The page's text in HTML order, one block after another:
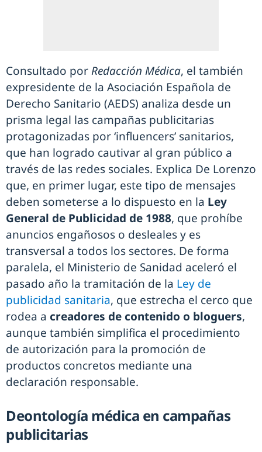
Consultado porRedacción Médica, el también
expresidente de la Asociación Española de
Derecho Sanitario (AEDS) analiza desde un
prisma legal las campañas publicitarias
protagonizadas por ‘influencers’ sanitarios,
que han logrado cautivar al gran público a
través de las redes sociales. Explica De Lorenzo
que, en primer lugar, este tipo de mensajes
deben someterse a lo dispuesto en la Ley
General de Publicidad de 1988, que prohíbe
anuncios engañosos o desleales y es
transversal a todos los sectores. De forma
paralela, el Ministerio de Sanidad aceleró el
pasado año la tramitación de la Ley de
publicidad sanitaria, que estrecha el cerco que
rodea a creadores de contenido o bloguers,
aunque también simplifica el procedimiento
de autorización para la promoción de
productos concretos mediante una
declaración responsable.
Deontología médica en campañas
publicitarias